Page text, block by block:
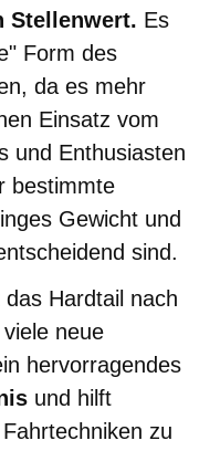
Stellenwert. Es
Form des
da es mehr
Einsatz vom
und Enthusiasten
bestimmte
Gewicht und
sind.
Hardtail nach
neue
hervorragendes
und hilft
zu